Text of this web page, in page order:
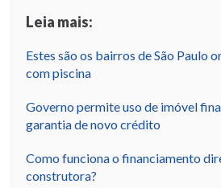
Leia mais:
Estes são os bairros de São Paulo
com piscina
Governo permite uso de imóvel
garantia de novo crédito
Como funciona o financiamento
construtora?